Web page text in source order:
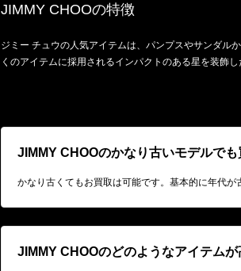
JIMMY CHOOの特徴
ジミー チュウの人気アイテムは、パンプスやサンダル
くのアイテムに採用されるインパクトのある星を装飾
JIMMY CHOOのかなり古いモデルで
かなり古くてもお買取は可能です。基本的に年代が
JIMMY CHOOのどのようなアイテムが